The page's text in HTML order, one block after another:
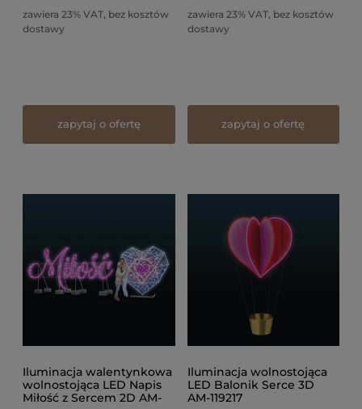
zawiera 23% VAT, bez kosztów
dostawy
zapytaj o ofertę
zawiera 23% VAT, bez kosztów
dostawy
zapytaj o ofertę
Iluminacja walentynkowa
wolnostojąca LED Napis
Miłość z Sercem 2D AM-
Iluminacja wolnostojąca
LED Balonik Serce 3D
AM-119217